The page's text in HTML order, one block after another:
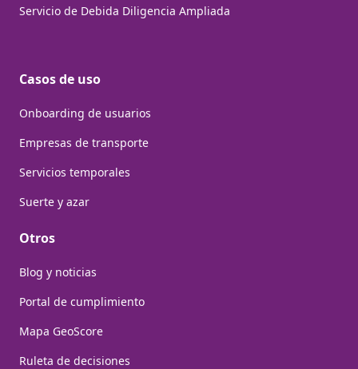
Servicio de Debida Diligencia Ampliada
Casos de uso
Onboarding de usuarios
Empresas de transporte
Servicios temporales
Suerte y azar
Otros
Blog y noticias
Portal de cumplimiento
Mapa GeoScore
Ruleta de decisiones